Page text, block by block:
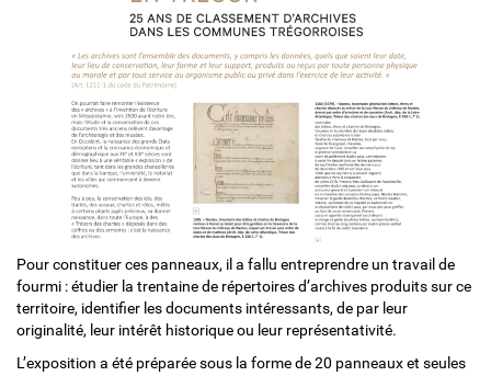
Pour constituer ces panneaux, il a fallu entreprendre un travail de
fourmi : étudier la trentaine de répertoires d’archives produits sur ce
territoire, identifier les documents intéressants, de par leur
originalité, leur intérêt historique ou leur représentativité.
L’exposition a été préparée sous la forme de 20 panneaux et seules